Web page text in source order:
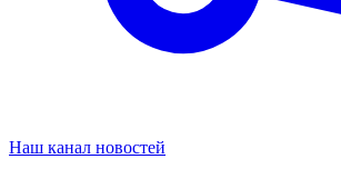
Наш канал новостей